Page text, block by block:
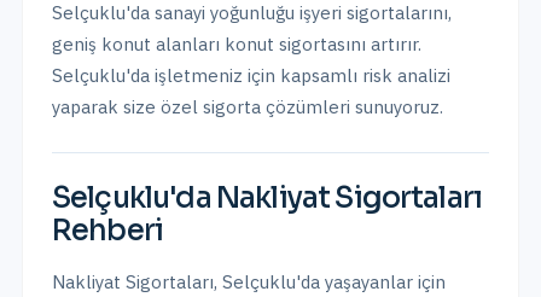
Selçuklu'da sanayi yoğunluğu işyeri sigortalarını,
geniş konut alanları konut sigortasını artırır.
Selçuklu'da işletmeniz için kapsamlı risk analizi
yaparak size özel sigorta çözümleri sunuyoruz.
Selçuklu'da Nakliyat Sigortaları
Rehberi
Nakliyat Sigortaları, Selçuklu'da yaşayanlar için